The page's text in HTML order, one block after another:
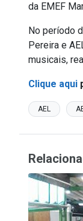
da EMEF
No período
Pereira e
musicais,
Clique aqui
AEL